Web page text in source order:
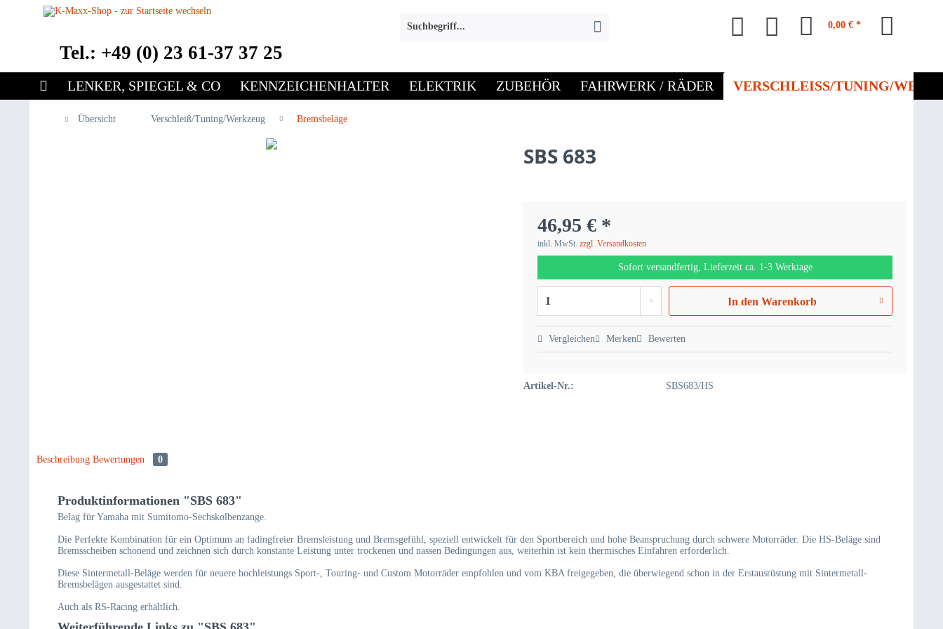
Tel.: +49 (0) 23 61-37 37 25
0,00 € *
LENKER, SPIEGEL & CO KENNZEICHENHALTER ELEKTRIK ZUBEHÖR FAHRWERK / RÄDER VERSCHLEISS/TUNING/
Übersicht Verschleiß/Tuning/Werkzeug Bremsbeläge
SBS 683
46,95 € *
inkl. MwSt.zzgl. Versandkosten
Sofort versandfertig, Lieferzeit ca. 1-3 Werktage
In den Warenkorb
Vergleichen Merken Bewerten
Artikel-Nr.: SBS683/HS
Beschreibung Bewertungen 0
Produktinformationen "SBS 683"
Belag für Yamaha mit Sumitomo-Sechskolbenzange.
Die Perfekte Kombination für ein Optimum an fadingfreier Bremsleistung und Bremsgefühl, speziell entwickelt für den Sportbereich und hohe Beanspruchung durch schwere Motorräder. Die HS-Beläge sind
Bremsscheiben schonend und zeichnen sich durch konstante Leistung unter trockenen und nassen Bedingungen aus, weiterhin ist kein thermisches Einfahren erforderlich.
Diese Sintermetall-Beläge werden für neuere hochleistungs Sport-, Touring- und Custom Motorräder empfohlen und vom KBA freigegeben, die überwiegend schon in der Erstausrüstung mit Sintermetall-
Bremsbelägen ausgestattet sind.
Auch als RS-Racing erhältlich.